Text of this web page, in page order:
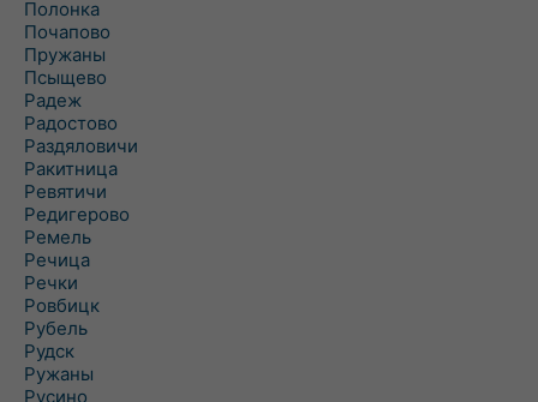
Полонка
Почапово
Пружаны
Псыщево
Радеж
Радостово
Раздяловичи
Ракитница
Ревятичи
Редигерово
Ремель
Речица
Речки
Ровбицк
Рубель
Рудск
Ружаны
Русино